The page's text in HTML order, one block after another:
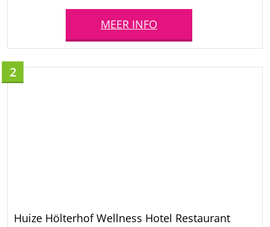
MEER INFO
2
Huize Hölterhof Wellness Hotel Restaurant